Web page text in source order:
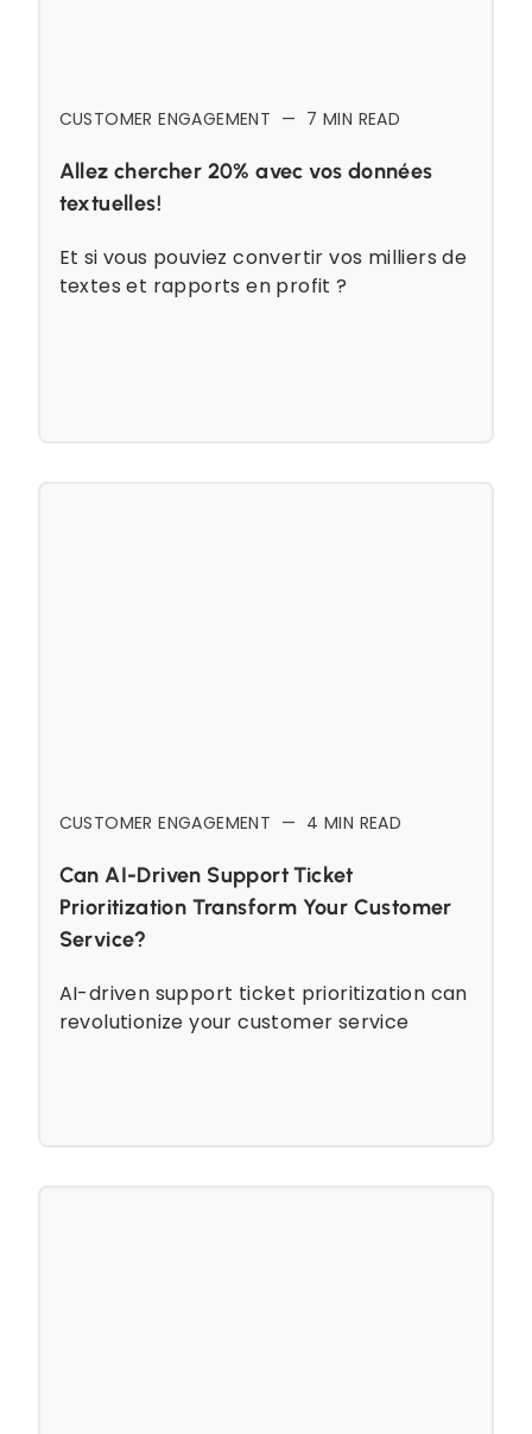
CUSTOMER ENGAGEMENT — 7 MIN READ
Allez chercher 20% avec vos données
textuelles!
Et si vous pouviez convertir vos milliers de
textes et rapports en profit ?
CUSTOMER ENGAGEMENT — 4 MIN READ
Can AI-Driven Support Ticket
Prioritization Transform Your Customer
Service?
AI-driven support ticket prioritization can
revolutionize your customer service